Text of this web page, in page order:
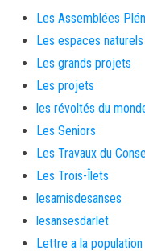
Les Assemblées
Les espaces
Les grands projets
Les projets
les révoltés du
Les Seniors
Les Travaux du
Les Trois-Îlets
lesamisdesanses
lesansesdarlet
Lettre a la population